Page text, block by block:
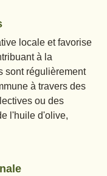
locale et favorise
à la
sont régulièrement
à travers des
ou des
l'huile d'olive,